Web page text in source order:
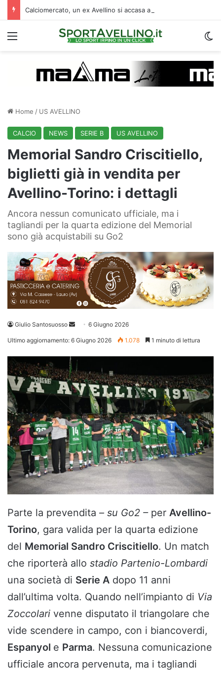
Menu
Home / US AVELLINO
CALCIO NEWS SERIE B US AVELLINO
Memorial Sandro Criscitiello,
biglietti già in vendita per
Avellino-Torino: i dettagli
Ancora nessun comunicato ufficiale, ma i
tagliandi per la quarta edizione del Memorial
sono già acquistabili su Go2
Giulio Santosuosso
Invia 6 Giugno 2026
Ultimo aggiornamento: 6 Giugno 2026 1.078 1 minuto di lettura
Parte la prevendita – su Go2 –per Avellino-
Torino, gara valida per la quarta edizione
del Memorial Sandro Criscitiello. Un match
che riporterà allo stadio Partenio-Lombardi
una società di Serie A dopo 11 anni
dall’ultima volta. Quando nell’impianto di Via
Zoccolari venne disputato il triangolare che
vide scendere in campo, con i biancoverdi,
Espanyol e Parma. Nessuna comunicazione
ufficiale ancora pervenuta, ma i tagliandi